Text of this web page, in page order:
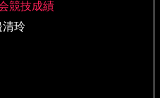
競技成績
清玲